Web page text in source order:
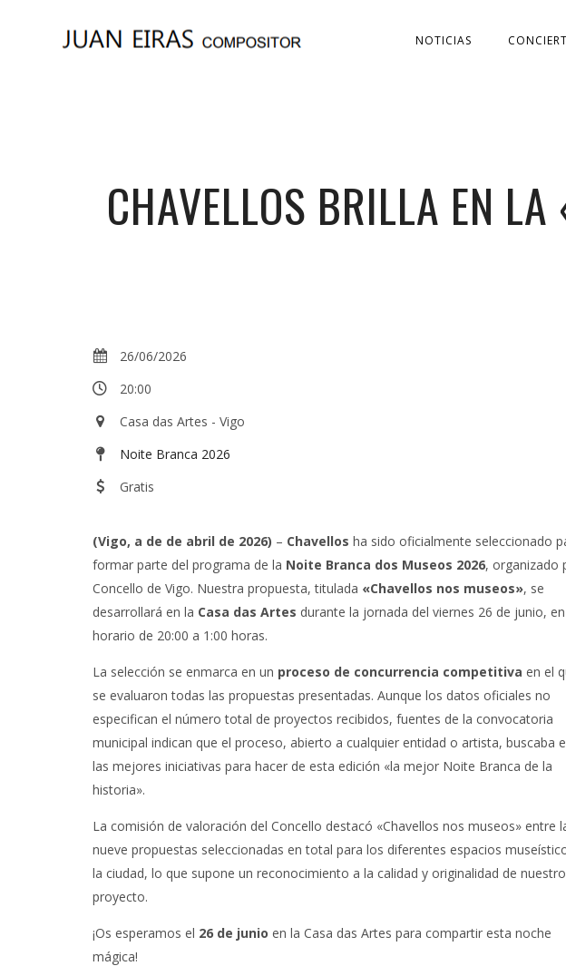
NOTICIAS
CHAVELLOS BRILLA EN
26/06/2026
20:00
Casa das Artes - Vigo
Noite Branca 2026
Gratis
(Vigo, a de de abril de 2026) – Chavellos ha sido oficialmente seleccionado
formar parte del programa de la Noite Branca dos Museos 2026, organizado
Concello de Vigo. Nuestra propuesta, titulada «Chavellos nos museos», se
desarrollará en la Casa das Artes durante la jornada del viernes 26 de junio, en
horario de 20:00 a 1:00 horas.
La selección se enmarca en un proceso de concurrencia competitiva en el
se evaluaron todas las propuestas presentadas. Aunque los datos oficiales no
especifican el número total de proyectos recibidos, fuentes de la convocatoria
municipal indican que el proceso, abierto a cualquier entidad o artista, buscaba
las mejores iniciativas para hacer de esta edición «la mejor Noite Branca de la
historia».
La comisión de valoración del Concello destacó «Chavellos nos museos» entre
nueve propuestas seleccionadas en total para los diferentes espacios
la ciudad, lo que supone un reconocimiento a la calidad y originalidad de nuestro
proyecto.
¡Os esperamos el 26 de junio en la Casa das Artes para compartir esta noche
mágica!